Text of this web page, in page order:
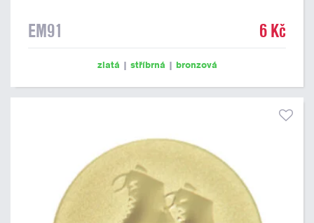
EM91 6 Kč
zlatá | stříbrná | bronzová